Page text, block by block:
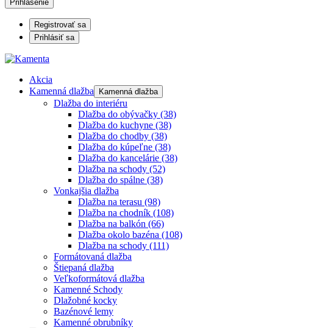
Prihlásenie
Registrovať sa
Prihlásiť sa
Akcia
Kamenná dlažba
Kamenná dlažba
Dlažba do interiéru
Dlažba do obývačky (38)
Dlažba do kuchyne (38)
Dlažba do chodby (38)
Dlažba do kúpeľne (38)
Dlažba do kancelárie (38)
Dlažba na schody (52)
Dlažba do spálne (38)
Vonkajšia dlažba
Dlažba na terasu (98)
Dlažba na chodník (108)
Dlažba na balkón (66)
Dlažba okolo bazéna (108)
Dlažba na schody (111)
Formátovaná dlažba
Štiepaná dlažba
Veľkoformátová dlažba
Kamenné Schody
Dlažobné kocky
Bazénové lemy
Kamenné obrubníky